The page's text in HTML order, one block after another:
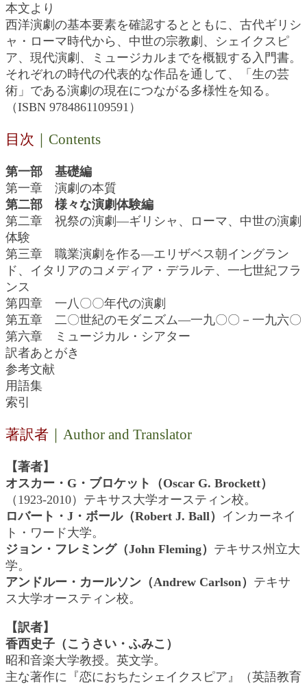
本文より
西洋演劇の基本要素を確認するとともに、古代ギリシ
ャ・ローマ時代から、中世の宗教劇、シェイクスピ
ア、現代演劇、ミュージカルまでを概観する入門書。
それぞれの時代の代表的な作品を通して、「生の芸
術」である演劇の現在につながる多様性を知る。
（ISBN 9784861109591）
目次 ｜Contents
第一部 基礎編
第一章 演劇の本質
第二部 様々な演劇体験編
第二章 祝祭の演劇―ギリシャ、ローマ、中世の演劇
体験
第三章 職業演劇を作る―エリザベス朝イングラン
ド、イタリアのコメディア・デラルテ、一七世紀フラ
ンス
第四章 一八〇〇年代の演劇
第五章 二〇世紀のモダニズム―一九〇〇－一九六〇
第六章 ミュージカル・シアター
訳者あとがき
参考文献
用語集
索引
著訳者 ｜Author and Translator
【著者】
オスカー・G・ブロケット（Oscar G. Brockett）
（1923-2010）テキサス大学オースティン校。
ロバート・J・ボール（Robert J. Ball） インカーネイ
ト・ワード大学。
ジョン・フレミング（John Fleming） テキサス州立大
学。
アンドルー・カールソン（Andrew Carlson） テキサ
ス大学オースティン校。
【訳者】
香西史子（こうさい・ふみこ）
昭和音楽大学教授。英文学。
主な著作に『恋におちたシェイクスピア』（英語教育